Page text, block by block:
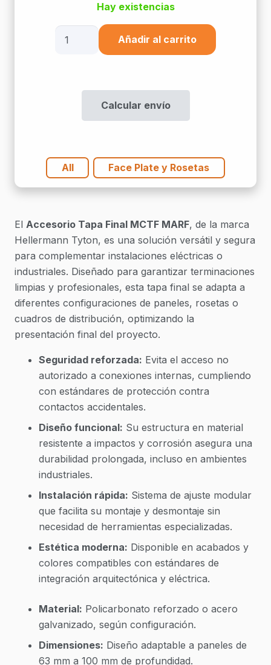
Hay existencias
Accesorio
Añadir al carrito
Calcular envío
All Face Plate y Rosetas
El Accesorio Tapa Final MCTF MARF, de la marca
Hellermann Tyton, es una solución versátil y segura
para complementar instalaciones eléctricas o
industriales. Diseñado para garantizar terminaciones
limpias y profesionales, esta tapa final se adapta a
diferentes configuraciones de paneles, rosetas o
cuadros de distribución, optimizando la
presentación final del proyecto.
Seguridad reforzada: Evita el acceso no
autorizado a conexiones internas, cumpliendo
con estándares de protección contra
contactos accidentales.
Diseño funcional: Su estructura en material
resistente a impactos y corrosión asegura una
durabilidad prolongada, incluso en ambientes
industriales.
Instalación rápida: Sistema de ajuste modular
que facilita su montaje y desmontaje sin
necesidad de herramientas especializadas.
Estética moderna: Disponible en acabados y
colores compatibles con estándares de
integración arquitectónica y eléctrica.
Material: Policarbonato reforzado o acero
galvanizado, según configuración.
Dimensiones: Diseño adaptable a paneles de
63 mm a 100 mm de profundidad.